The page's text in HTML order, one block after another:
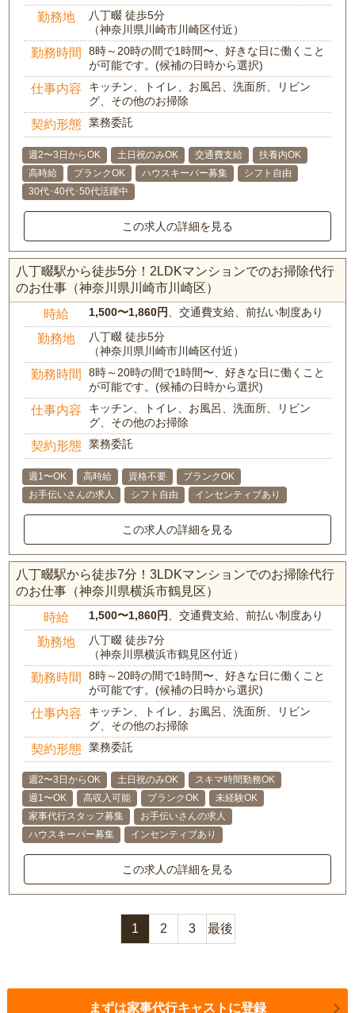
勤務地
八丁畷 徒歩5分
（神奈川県川崎市川崎区付近）
勤務時間
8時～20時の間で1時間〜、好きな日に働くこと
が可能です。(候補の日時から選択)
仕事内容
キッチン、トイレ、お風呂、洗面所、リビン
グ、その他のお掃除
契約形態 業務委託
週2〜3日からOK 土日祝のみOK 交通費支給
扶養内OK
高時給
ブランクOK ハウスキーパー募集
シフト自由
30代･40代･50代活躍中
この求人の詳細を見る
八丁畷駅から徒歩5分！2LDKマンションでのお掃除代行
のお仕事（神奈川県川崎市川崎区）
時給 1,500〜1,860円 、交通費支給、前払い制度あり
勤務地
八丁畷 徒歩5分
（神奈川県川崎市川崎区付近）
勤務時間
8時～20時の間で1時間〜、好きな日に働くこと
が可能です。(候補の日時から選択)
仕事内容
キッチン、トイレ、お風呂、洗面所、リビン
グ、その他のお掃除
契約形態 業務委託
週1〜OK 高時給 資格不要
ブランクOK
お手伝いさんの求人
シフト自由 インセンティブあり
この求人の詳細を見る
八丁畷駅から徒歩7分！3LDKマンションでのお掃除代行
のお仕事（神奈川県横浜市鶴見区）
時給 1,500〜1,860円 、交通費支給、前払い制度あり
勤務地
八丁畷 徒歩7分
（神奈川県横浜市鶴見区付近）
勤務時間
8時～20時の間で1時間〜、好きな日に働くこと
が可能です。(候補の日時から選択)
仕事内容
キッチン、トイレ、お風呂、洗面所、リビン
グ、その他のお掃除
契約形態 業務委託
週2〜3日からOK 土日祝のみOK
スキマ時間勤務OK
週1〜OK
高収入可能 ブランクOK
未経験OK
家事代行スタッフ募集
お手伝いさんの求人
ハウスキーパー募集
インセンティブあり
この求人の詳細を見る
1 2 3 最後
まずは家事代行キャストに登録